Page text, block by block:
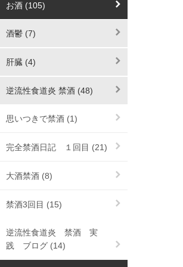
お酒 (105)
酒鬱 (7)
肝臓 (4)
逆流性食道炎 禁酒 (48)
思いつきで禁酒 (1)
完全禁酒日記 １回目 (21)
大酒禁酒 (8)
禁酒3回目 (15)
逆流性食道炎 禁酒 実
践 ブログ (14)